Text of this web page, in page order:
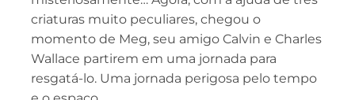
criaturas muito peculiares, chegou o
momento de Meg, seu amigo Calvin e Charles
Wallace partirem em uma jornada para
resgatá-lo. Uma jornada perigosa pelo tempo